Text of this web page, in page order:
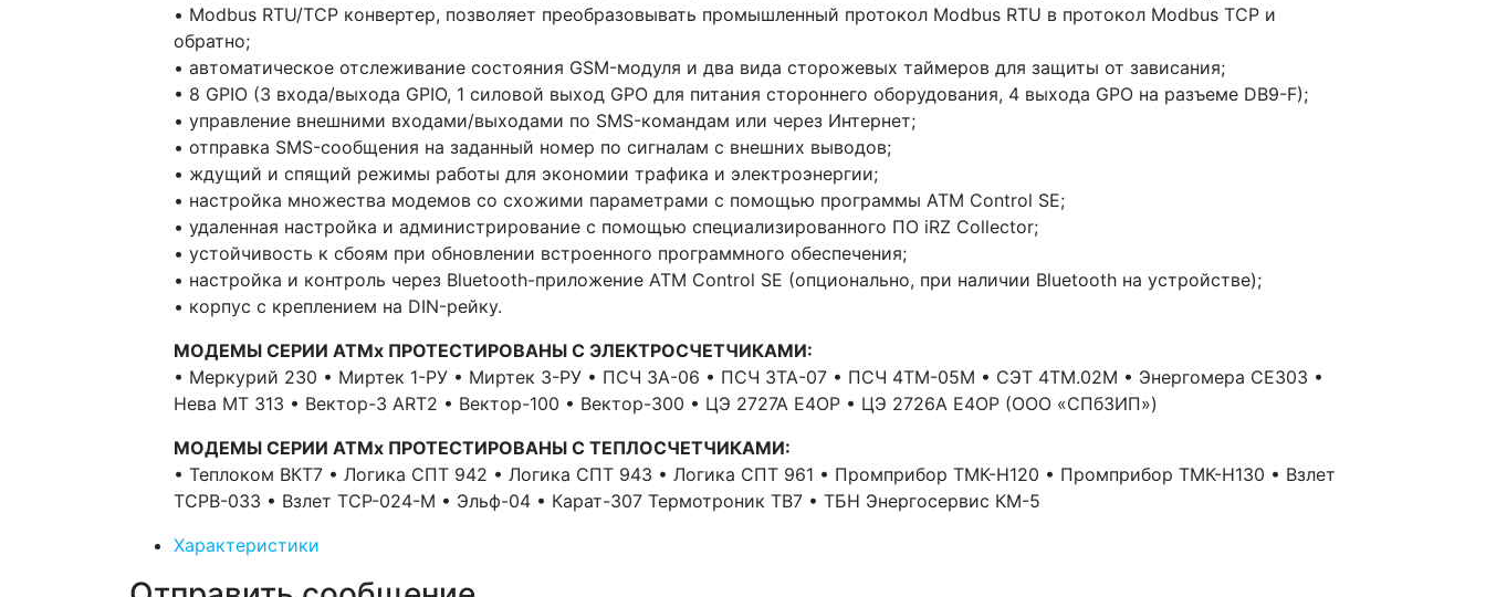
• Modbus RTU/TCP конвертер, позволяет преобразовывать промышленный протокол Modbus RTU в протокол Modbus TCP и
обратно;
• автоматическое отслеживание состояния GSM-модуля и два вида сторожевых таймеров для защиты от зависания;
• 8 GPIO (3 входа/выхода GPIO, 1 силовой выход GPO для питания стороннего оборудования, 4 выхода GPO на разъеме DB9-F);
• управление внешними входами/выходами по SMS-командам или через Интернет;
• отправка SMS-сообщения на заданный номер по сигналам с внешних выводов;
• ждущий и спящий режимы работы для экономии трафика и электроэнергии;
• настройка множества модемов со схожими параметрами с помощью программы ATM Control SE;
• удаленная настройка и администрирование с помощью специализированного ПО iRZ Collector;
• устойчивость к сбоям при обновлении встроенного программного обеспечения;
• настройка и контроль через Bluetooth-приложение ATM Control SE (опционально, при наличии Bluetooth на устройстве);
• корпус с креплением на DIN-рейку.
МОДЕМЫ СЕРИИ АТМx ПРОТЕСТИРОВАНЫ С ЭЛЕКТРОСЧЕТЧИКАМИ:
• Меркурий 230 • Миртек 1-РУ • Миртек 3-РУ • ПСЧ 3А-06 • ПСЧ 3ТА-07 • ПСЧ 4ТМ-05М • СЭТ 4ТМ.02М • Энергомера СЕ303 •
Нева МТ 313 • Вектор-3 АRT2 • Вектор-100 • Вектор-300 • ЦЭ 2727А Е4ОР • ЦЭ 2726А Е4ОР (ООО «СПбЗИП»)
МОДЕМЫ СЕРИИ АТМx ПРОТЕСТИРОВАНЫ С ТЕПЛОСЧЕТЧИКАМИ:
• Теплоком ВКТ7 • Логика СПТ 942 • Логика СПТ 943 • Логика СПТ 961 • Промприбор ТМК-Н120 • Промприбор ТМК-Н130 • Взлет
ТСРВ-033 • Взлет ТСР-024-М • Эльф-04 • Карат-307 Термотроник ТВ7 • ТБН Энергосервис КМ-5
Характеристики